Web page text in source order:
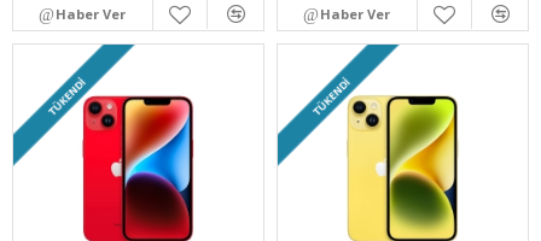
Haber Ver Haber Ver
TÜKENDI TÜKENDI